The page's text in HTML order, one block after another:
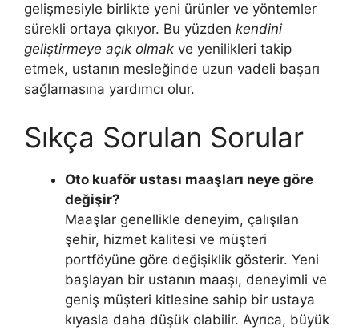
gelişmesiyle birlikte yeni ürünler ve yöntemler
sürekli ortaya çıkıyor. Bu yüzden kendini
geliştirmeye açık olmak ve yenilikleri takip
etmek, ustanın mesleğinde uzun vadeli başarı
sağlamasına yardımcı olur.
Sıkça Sorulan Sorular
Oto kuaför ustası maaşları neye göre
değişir?
Maaşlar genellikle deneyim, çalışılan
şehir, hizmet kalitesi ve müşteri
portföyüne göre değişiklik gösterir. Yeni
başlayan bir ustanın maaşı, deneyimli ve
geniş müşteri kitlesine sahip bir ustaya
kıyasla daha düşük olabilir. Ayrıca, büyük